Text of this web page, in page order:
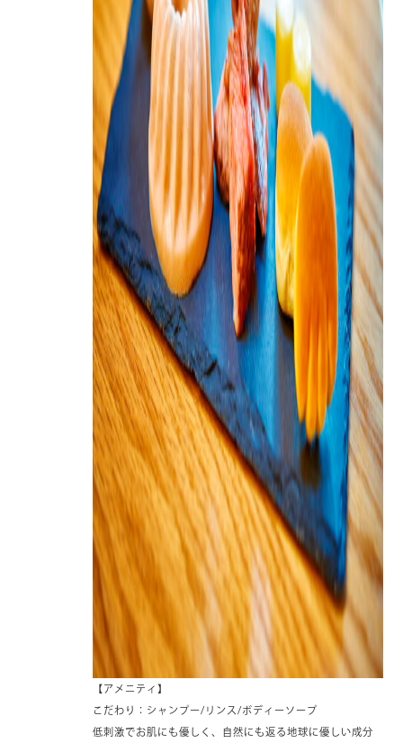
【アメニティ】
こだわり：シャンプー/リンス/ボディーソープ
低刺激でお肌にも優しく、自然にも返る地球に優しい成分